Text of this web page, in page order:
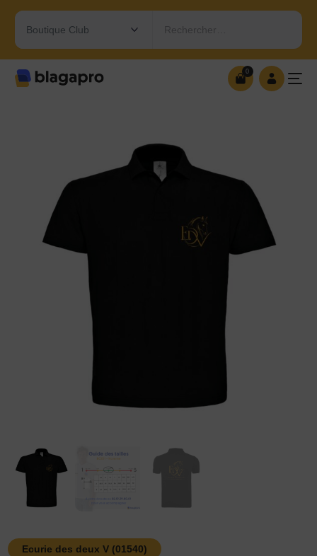
Rechercher…
0
Ecurie des deux V (01540)